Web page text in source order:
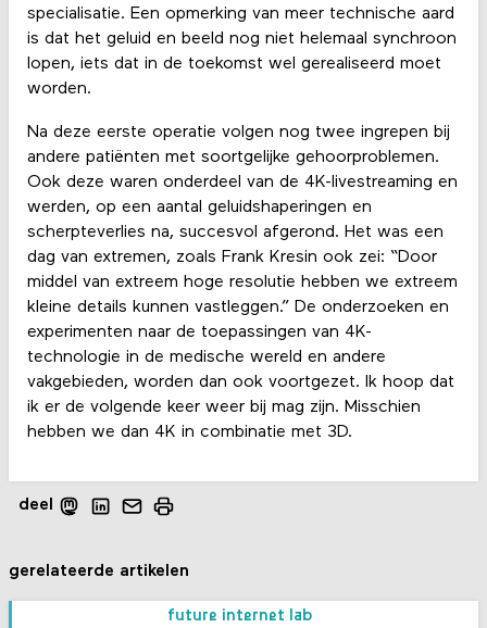
specialisatie. Een opmerking van meer technische aard
is dat het geluid en beeld nog niet helemaal synchroon
lopen, iets dat in de toekomst wel gerealiseerd moet
worden.
Na deze eerste operatie volgen nog twee ingrepen bij
andere patiënten met soortgelijke gehoorproblemen.
Ook deze waren onderdeel van de 4K-livestreaming en
werden, op een aantal geluidshaperingen en
scherpteverlies na, succesvol afgerond. Het was een
dag van extremen, zoals Frank Kresin ook zei: “Door
middel van extreem hoge resolutie hebben we extreem
kleine details kunnen vastleggen.” De onderzoeken en
experimenten naar de toepassingen van 4K-
technologie in de medische wereld en andere
vakgebieden, worden dan ook voortgezet. Ik hoop dat
ik er de volgende keer weer bij mag zijn. Misschien
hebben we dan 4K in combinatie met 3D.
deel
gerelateerde artikelen
future internet lab